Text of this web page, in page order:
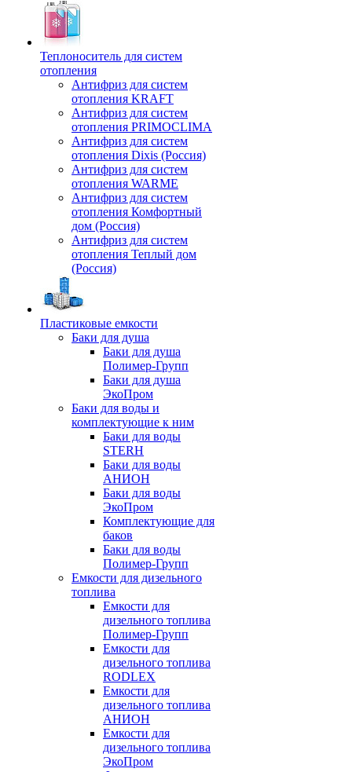
Теплоноситель для систем
отопления
Антифриз для систем
отопления KRAFT
Антифриз для систем
отопления PRIMOCLIMA
Антифриз для систем
отопления Dixis (Россия)
Антифриз для систем
отопления WARME
Антифриз для систем
отопления Комфортный
дом (Россия)
Антифриз для систем
отопления Теплый дом
(Россия)
Пластиковые емкости
Баки для душа
Баки для душа
Полимер-Групп
Баки для душа
ЭкоПром
Баки для воды и
комплектующие к ним
Баки для воды
STERH
Баки для воды
АНИОН
Баки для воды
ЭкоПром
Комплектующие для
баков
Баки для воды
Полимер-Групп
Емкости для дизельного
топлива
Емкости для
дизельного топлива
Полимер-Групп
Емкости для
дизельного топлива
RODLEX
Емкости для
дизельного топлива
АНИОН
Емкости для
дизельного топлива
ЭкоПром